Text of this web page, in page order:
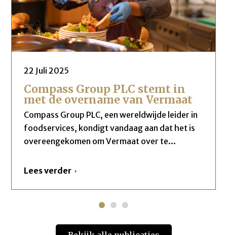
22 Juli 2025
Compass Group PLC stemt in
met de overname van Vermaat
Compass Group PLC, een wereldwijde leider in
foodservices, kondigt vandaag aan dat het is
overeengekomen om Vermaat over te...
Lees verder